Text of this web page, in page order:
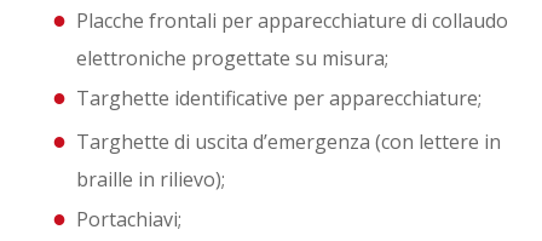
Placche frontali per apparecchiature di collaudo
elettroniche progettate su misura;
Targhette identificative per apparecchiature;
Targhette di uscita d’emergenza (con lettere in
braille in rilievo);
Portachiavi;